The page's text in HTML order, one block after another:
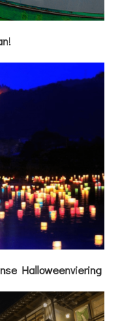
Halloweenviering